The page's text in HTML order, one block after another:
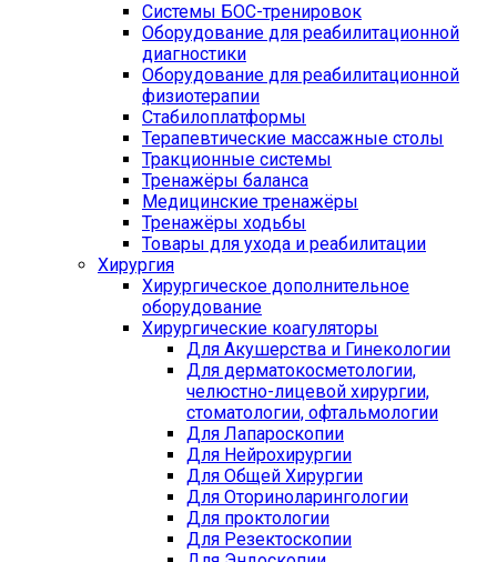
Системы БОС-тренировок
Оборудование для реабилитационной
диагностики
Оборудование для реабилитационной
физиотерапии
Стабилоплатформы
Терапевтические массажные столы
Тракционные системы
Тренажёры баланса
Медицинские тренажёры
Тренажёры ходьбы
Товары для ухода и реабилитации
Хирургия
Хирургическое дополнительное
оборудование
Хирургические коагуляторы
Для Акушерства и Гинекологии
Для дерматокосметологии,
челюстно-лицевой хирургии,
стоматологии, офтальмологии
Для Лапароскопии
Для Нейрохирургии
Для Общей Хирургии
Для Оториноларингологии
Для проктологии
Для Резектоскопии